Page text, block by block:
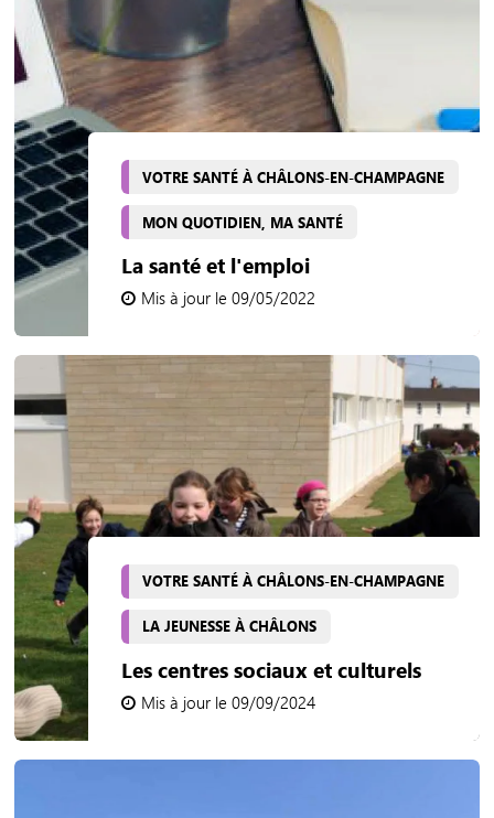
VOTRE SANTÉ À CHÂLONS-EN-CHAMPAGNE
MON QUOTIDIEN, MA SANTÉ
La santé et l'emploi
Mis à jour le 09/05/2022
VOTRE SANTÉ À CHÂLONS-EN-CHAMPAGNE
LA JEUNESSE À CHÂLONS
Les centres sociaux et culturels
Mis à jour le 09/09/2024